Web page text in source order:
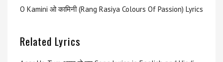
O Kamini ओ कामिनी (Rang Rasiya Colours Of Passion) Lyrics
Related Lyrics